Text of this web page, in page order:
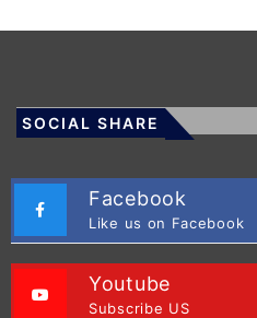
SOCIAL SHARE
Facebook
Like us on Facebook
Youtube
Subscribe US